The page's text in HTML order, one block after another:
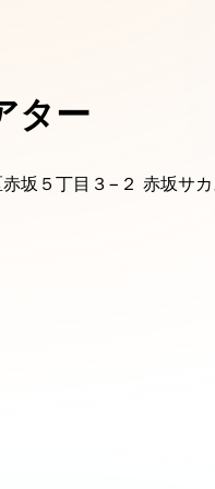
ター
坂５丁目３−２ 赤坂サ